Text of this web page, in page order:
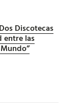
Discotecas
entre las